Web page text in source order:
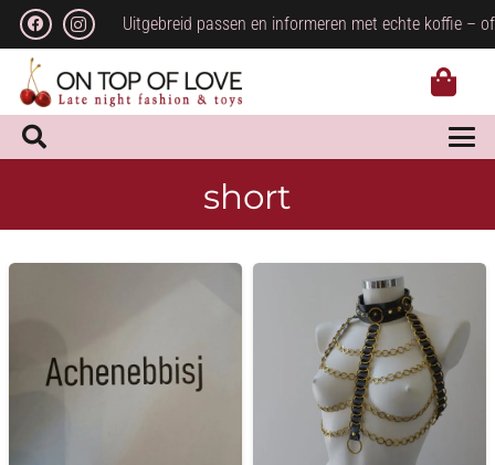
Uitgebreid passen en informeren met echte koffie –
short